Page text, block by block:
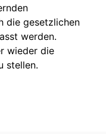
die gesetzlichen
werden.
wieder die
stellen.